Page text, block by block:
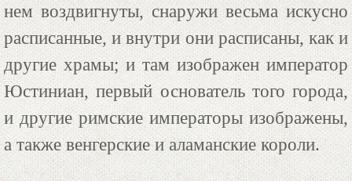
нем воздвигнуты, снаружи весьма искусно
расписанные, и внутри они расписаны, как и
другие храмы; и там изображен император
Юстиниан, первый основатель того города,
и другие римские императоры изображены,
а также венгерские и аламанские короли.